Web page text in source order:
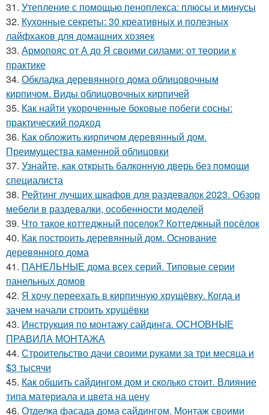
31. Утепление с помощью пеноплекса: плюсы и минусы
32. Кухонные секреты: 30 креативных и полезных
лайфхаков для домашних хозяек
33. Армопояс от А до Я своими силами: от теории к
практике
34. Обкладка деревянного дома облицовочным
кирпичом. Виды облицовочных кирпичей
35. Как найти укороченные боковые побеги сосны:
практический подход
36. Как обложить кирпичом деревянный дом.
Преимущества каменной облицовки
37. Узнайте, как открыть балконную дверь без помощи
специалиста
38. Рейтинг лучших шкафов для раздевалок 2023. Обзор
мебели в раздевалки, особенности моделей
39. Что такое коттеджный поселок? Коттеджный посёлок
40. Как построить деревянный дом. Основание
деревянного дома
41. ПАНЕЛЬНЫЕ дома всех серий. Типовые серии
панельных домов
42. Я хочу переехать в кирпичную хрущёвку. Когда и
зачем начали строить хрущёвки
43. Инструкция по монтажу сайдинга. ОСНОВНЫЕ
ПРАВИЛА МОНТАЖА
44. Строительство дачи своими руками за три месяца и
$3 тысячи
45. Как обшить сайдингом дом и сколько стоит. Влияние
типа материала и цвета на цену
46. Отделка фасада дома сайдингом. Монтаж своими